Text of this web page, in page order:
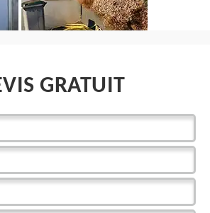
GRATUIT